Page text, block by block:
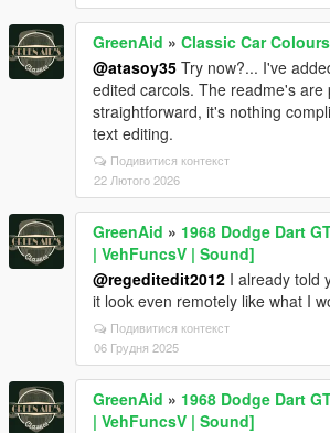
GreenAid » Classic Car
@atasoy35 Try now?... I've
edited carcols. The readme's are
straightforward, it's nothing
text editing.
Подивитися контекст
22 Лютого 2026
GreenAid » 1968 Dodge Dart
| VehFuncsV | Sound]
@regeditedit2012 I already told
it look even remotely like what I
Подивитися контекст
06 Грудня 2025
GreenAid » 1968 Dodge Dart
| VehFuncsV | Sound]